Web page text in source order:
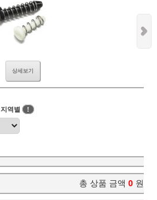
상세보기
지역별 !
총 상품 금액 0 원